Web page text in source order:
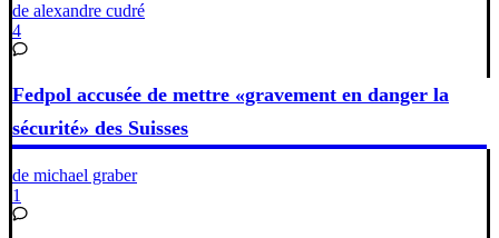
de alexandre cudré
4
Fedpol accusée de mettre «gravement en danger la
sécurité» des Suisses
de michael graber
1